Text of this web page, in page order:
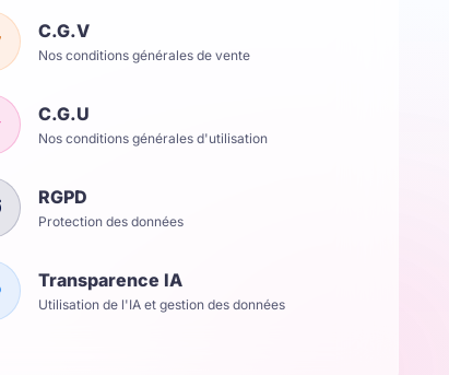
C.G.V
Nos conditions générales de vente
C.G.U
Nos conditions générales d'utilisation
RGPD
Protection des données
Transparence IA
Utilisation de l'IA et gestion des données